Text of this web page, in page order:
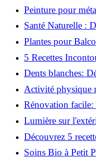
Peinture pour
possible?
Santé Naturelle :
Incontournables
Plantes pour
votre Terrasse en
5 Recettes
des huiles
Dents blanches:
ingrédients
Activité physique
compte pour votre
Rénovation
parquet irrégulier
Lumière sur
concevoir et
Découvrez 5
vera pour votre
Soins Bio à Petit